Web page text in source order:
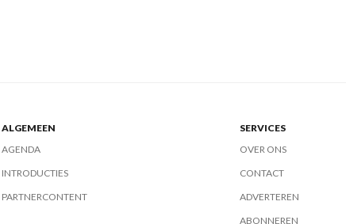
ALGEMEEN
AGENDA
INTRODUCTIES
PARTNERCONTENT
SERVICES
OVER ONS
CONTACT
ADVERTEREN
ABONNEREN